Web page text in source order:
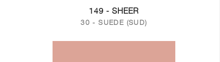
149 - SHEER
30 - SUEDE (SUD)